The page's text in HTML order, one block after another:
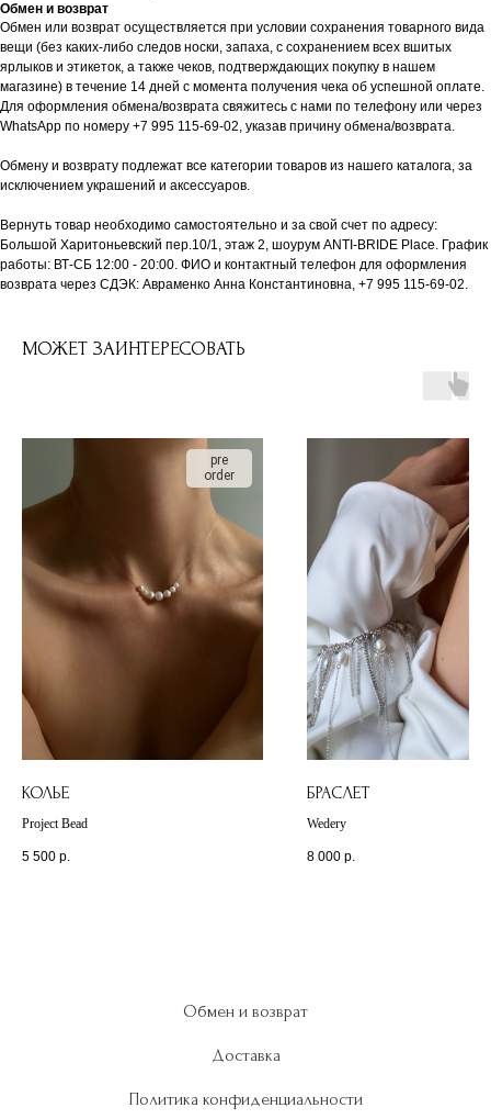
Обмен и возврат
Обмен или возврат осуществляется при условии сохранения товарного вида
вещи (без каких-либо следов носки, запаха, с сохранением всех вшитых
ярлыков и этикеток, а также чеков, подтверждающих покупку в нашем
магазине) в течение 14 дней с момента получения чека об успешной оплате.
Для оформления обмена/возврата свяжитесь с нами по телефону или через
WhatsApp по номеру +7 995 115-69-02, указав причину обмена/возврата.
Обмену и возврату подлежат все категории товаров из нашего каталога, за
исключением украшений и аксессуаров.
Вернуть товар необходимо самостоятельно и за свой счет по адресу:
Большой Харитоньевский пер.10/1, этаж 2, шоурум ANTI-BRIDE Place. График
работы: ВТ-СБ 12:00 - 20:00. ФИО и контактный телефон для оформления
возврата через СДЭК: Авраменко Анна Константиновна, +7 995 115-69-02.
МОЖЕТ ЗАИНТЕРЕСОВАТЬ
pre
order
КОЛЬЕ
Project Bead
5 500 р.
БРАСЛЕТ
Wedery
8 000 р.
Обмен и возврат
Доставка
Политика конфиденциальности